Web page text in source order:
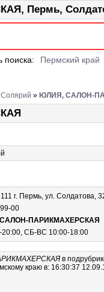
Пермь,
поиска: Пермский край
Солярий » ЮЛИЯ, САЛОН-
г. Пермь, ул. Солдатова,
00
ПАРИКМАХЕРСКАЯ
СБ-ВС 10:00-18:00
в
краю в: 16:30:37